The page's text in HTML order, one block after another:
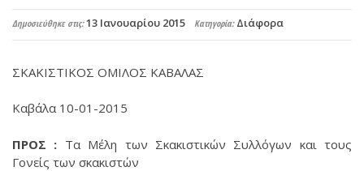
Δημοσιεύθηκε στις:13 Ιανουαρίου 2015 Κατηγορία: Διάφορα
ΣΚΑΚΙΣΤΙΚΟΣ ΟΜΙΛΟΣ ΚΑΒΑΛΑΣ
Καβάλα 10-01-2015
ΠΡΟΣ : Τα Μέλη των Σκακιστικών Συλλόγων και τους
Γονείς των σκακιστών